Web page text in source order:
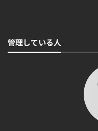
管理している人